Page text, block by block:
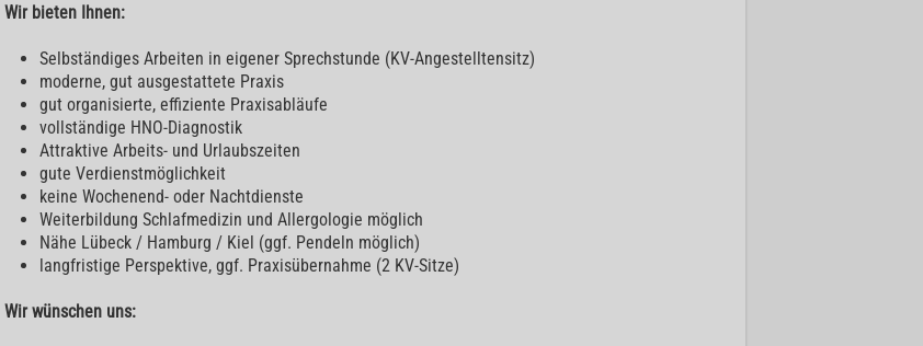
Wir bieten Ihnen:
Selbständiges Arbeiten in eigener Sprechstunde (KV-Angestelltensitz)
moderne, gut ausgestattete Praxis
gut organisierte, effiziente Praxisabläufe
vollständige HNO-Diagnostik
Attraktive Arbeits- und Urlaubszeiten
gute Verdienstmöglichkeit
keine Wochenend- oder Nachtdienste
Weiterbildung Schlafmedizin und Allergologie möglich
Nähe Lübeck / Hamburg / Kiel (ggf. Pendeln möglich)
langfristige Perspektive, ggf. Praxisübernahme (2 KV-Sitze)
Wir wünschen uns: